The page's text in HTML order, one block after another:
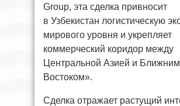
Group, эта сделка привносит
в Узбекистан логистическую
мирового уровня и укрепляет
коммерческий коридор между
Центральной Азией и Ближним
Востоком».
Сделка отражает растущий